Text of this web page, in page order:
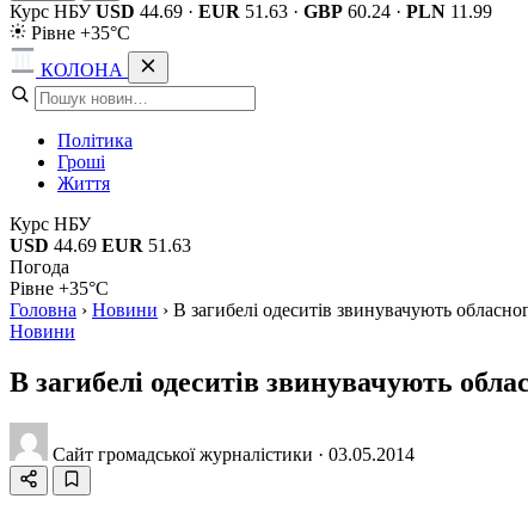
Курс НБУ USD 44.69 · EUR 51.63 · GBP 60.24 · PLN 11.99
Рівне +35°C
КОЛОНА
Політика
Гроші
Життя
Курс НБУ
USD 44.69 EUR 51.63
Погода
Рівне +35°C
Головна › Новини › В загибелі одеситів звинувачують
Новини
В загибелі одеситів звинувачують
Сайт громадської журналістики · 03.05.2014